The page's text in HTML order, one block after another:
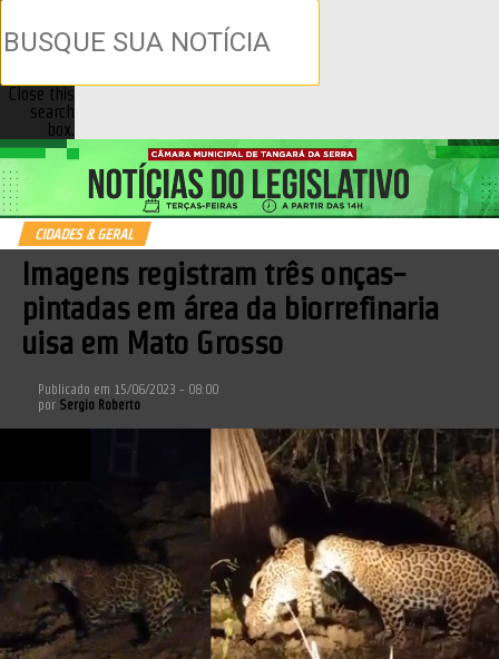
Close this
search
box.
CIDADES & GERAL
Imagens registram três onças-
pintadas em área da biorrefinaria
uisa em Mato Grosso
Publicado em 15/06/2023 - 08:00
por Sergio Roberto